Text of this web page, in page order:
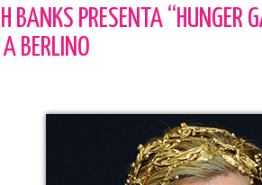
BANKS PRESENTA “HUNGER
BERLINO